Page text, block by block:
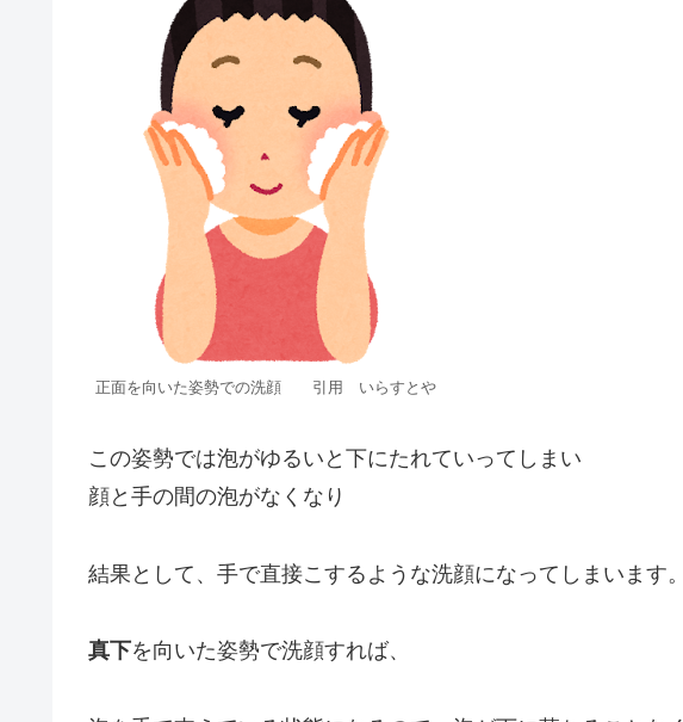
正面を向いた姿勢での洗顔 引用 いらすとや
この姿勢では泡がゆるいと下にたれていってしまい
顔と手の間の泡がなくなり
結果として、手で直接こするような洗顔になってしまいます。
真下を向いた姿勢で洗顔すれば、